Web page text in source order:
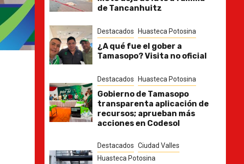
de Tancanhuitz
Destacados Huasteca Potosina
¿A qué fue el gober a
Tamasopo? Visita no oficial
Destacados Huasteca Potosina
Gobierno de Tamasopo
transparenta aplicación de
recursos; aprueban más
acciones en Codesol
Destacados Ciudad Valles
Huasteca Potosina